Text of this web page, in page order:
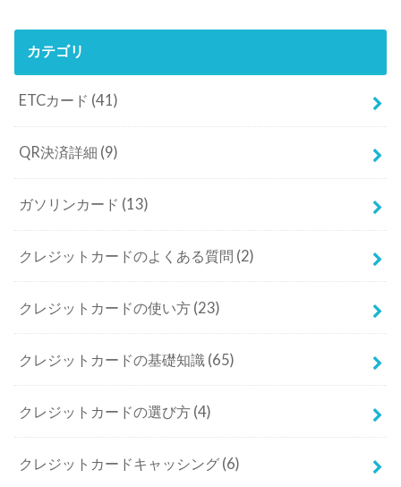
カテゴリ
ETCカード (41)
QR決済詳細 (9)
ガソリンカード (13)
クレジットカードのよくある質問 (2)
クレジットカードの使い方 (23)
クレジットカードの基礎知識 (65)
クレジットカードの選び方 (4)
クレジットカードキャッシング (6)